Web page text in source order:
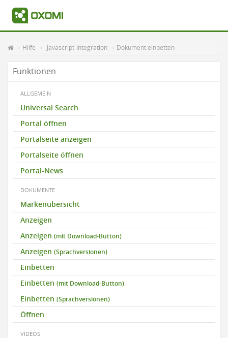
Hilfe Javascript-Integration Dokument einbetten
Funktionen
ALLGEMEIN
Universal Search
Portal öffnen
Portalseite anzeigen
Portalseite öffnen
Portal-News
DOKUMENTE
Markenübersicht
Anzeigen
Anzeigen (mit Download-Button)
Anzeigen (Sprachversionen)
Einbetten
Einbetten (mit Download-Button)
Einbetten (Sprachversionen)
Öffnen
VIDEOS